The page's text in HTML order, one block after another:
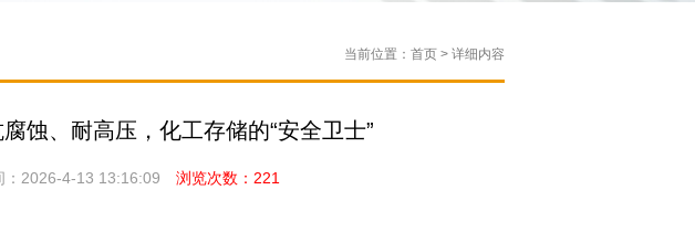
当前位置：首页 > 详细内容
蚀、耐高压，化工存储的“安全卫士”
：2026-4-13 13:16:09 浏览次数：221